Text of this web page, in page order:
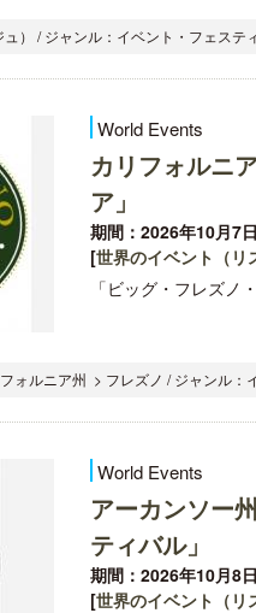
） / ジャンル：イベント・フェステ
World Events
カリフォルニ
ア」
期間：2026年10月7
[世界のイベント（リ
「ビッグ・フレズノ
ォルニア州 > フレズノ / ジャンル：
World Events
アーカンソー
ティバル」
期間：2026年10月8
[世界のイベント（リ
アット ハイア
新